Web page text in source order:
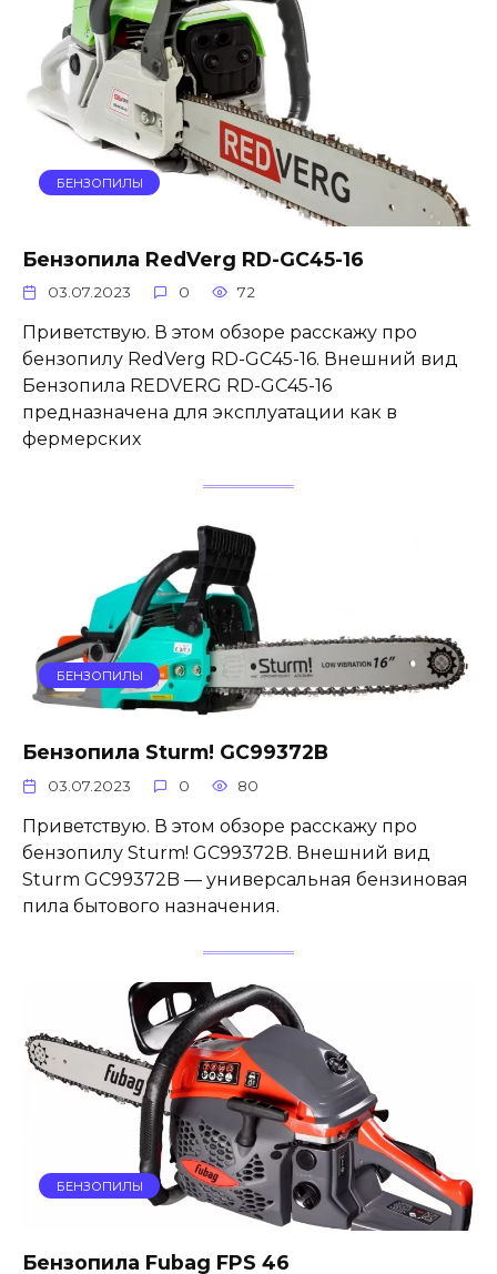
БЕНЗОПИЛЫ
Бензопила RedVerg RD-GC45-16
03.07.2023 0 72
Приветствую. В этом обзоре расскажу про
бензопилу RedVerg RD-GC45-16. Внешний вид
Бензопила REDVERG RD-GC45-16
предназначена для эксплуатации как в
фермерских
БЕНЗОПИЛЫ
Бензопила Sturm! GC99372B
03.07.2023 0 80
Приветствую. В этом обзоре расскажу про
бензопилу Sturm! GC99372B. Внешний вид
Sturm GC99372B — универсальная бензиновая
пила бытового назначения.
БЕНЗОПИЛЫ
Бензопила Fubag FPS 46